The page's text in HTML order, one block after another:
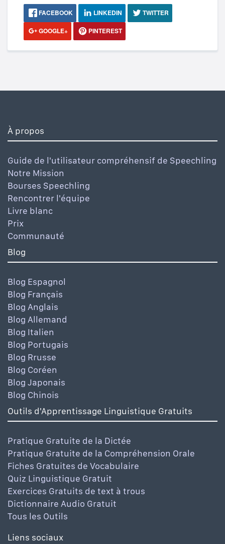
FACEBOOK LINKEDIN
TWITTER
GOOGLE+
PINTEREST
À propos
Guide de l'utilisateur compréhensif de Speechling
Notre Mission
Bourses Speechling
Rencontrer l'équipe
Livre blanc
Prix
Communauté
Blog
Blog Espagnol
Blog Français
Blog Anglais
Blog Allemand
Blog Italien
Blog Portugais
Blog Rrusse
Blog Coréen
Blog Japonais
Blog Chinois
Outils d'Apprentissage Linguistique Gratuits
Pratique Gratuite de la Dictée
Pratique Gratuite de la Compréhension Orale
Fiches Gratuites de Vocabulaire
Quiz Linguistique Gratuit
Exercices Gratuits de text à trous
Dictionnaire Audio Gratuit
Tous les Outils
Liens sociaux